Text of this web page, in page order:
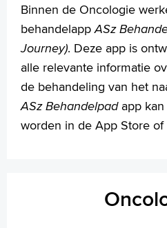
Binnen de Oncologie
behandelappASz
Journey). Deze app is
alle relevante informatie
de behandeling van het
ASz Behandelpadapp kan
worden in de App Store of